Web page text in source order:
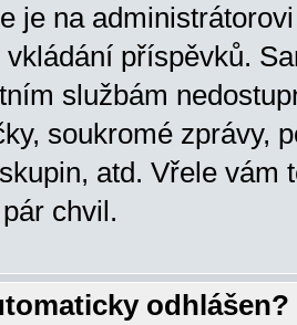
je na
příspěvků.
službám
soukromé zprávy,
atd. Vřele vám
chvil.
odhlášen?